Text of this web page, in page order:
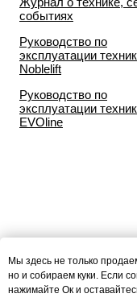
событиях
Руководство по
эксплуатации
Noblelift
Руководство по
эксплуатации
EVOline
информационные
Мы здесь не только
но и собираем куки. Если
нажимайте Ок и